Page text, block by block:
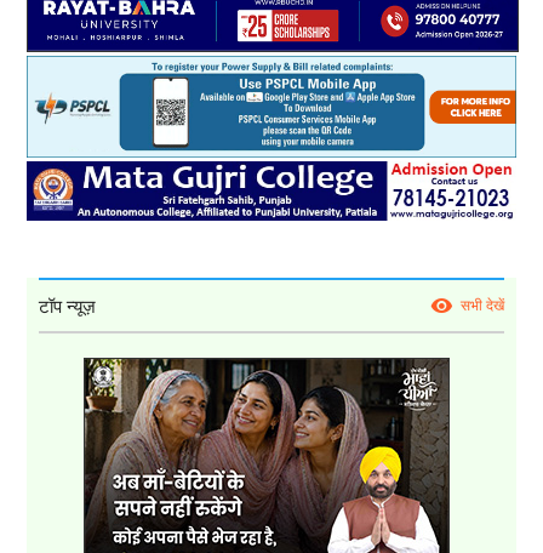
टॉप न्यूज़ सभी देखें